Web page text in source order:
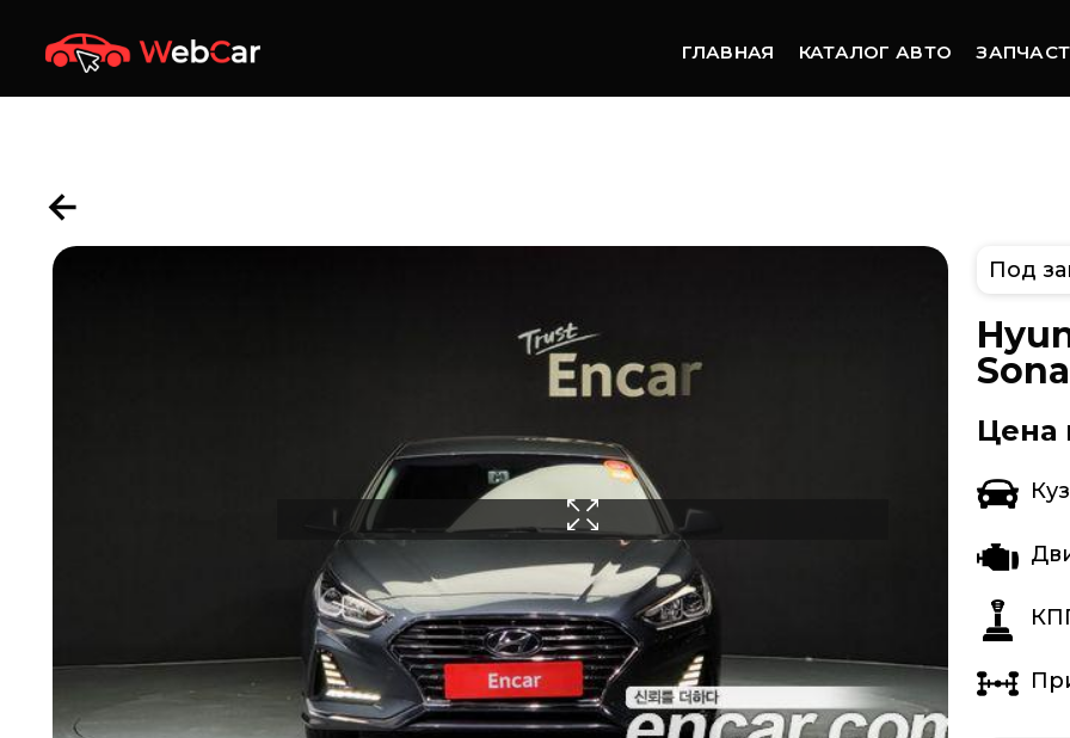
ГЛАВНАЯ КАТАЛОГ АВТО
Под
Цена